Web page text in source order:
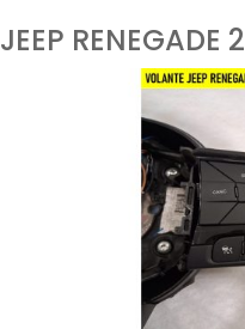
JEEP RENEGADE 2